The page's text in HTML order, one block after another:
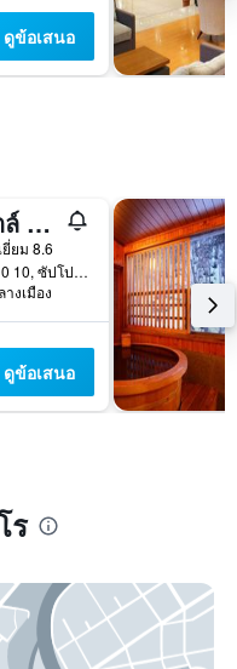
ดูข้อเสนอ
ไอบิส สไตล์ ซัปโปโร
ยี่ยม 8.6
Nishi 3chome 10 10, ซัปโปโร, ญี่ปุ่น
งเมือง
ดูข้อเสนอ
ร